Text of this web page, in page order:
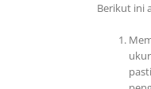
Berikut ini